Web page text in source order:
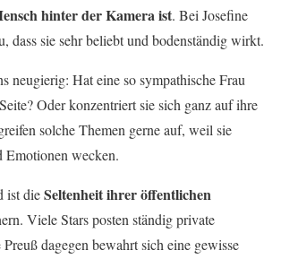
hinter der Kamera ist. Bei Josefine
dass sie sehr beliebt und bodenständig wirkt.
neugierig: Hat eine so sympathische Frau
Oder konzentriert sie sich ganz auf ihre
solche Themen gerne auf, weil sie
wecken.
ist dieSeltenheit ihrer öffentlichen
Viele Stars posten ständig private
dagegen bewahrt sich eine gewisse